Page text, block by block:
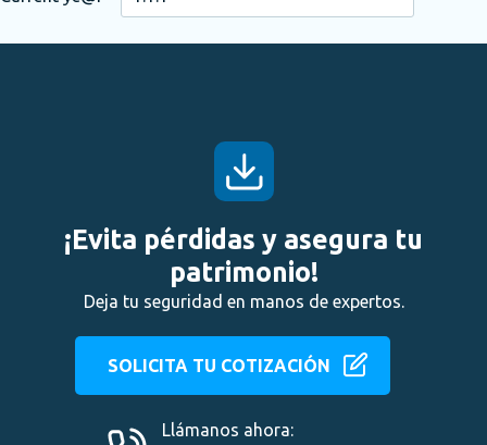
¡Evita pérdidas y asegura tu
patrimonio!
Deja tu seguridad en manos de expertos.
SOLICITA TU COTIZACIÓN
Llámanos ahora: